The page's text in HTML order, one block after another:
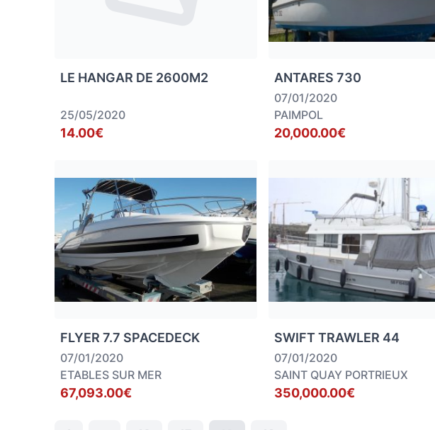
LE HANGAR DE 2600M2
25/05/2020
14.00€
ANTARES 730
07/01/2020
PAIMPOL
20,000.00€
FLYER 7.7 SPACEDECK
07/01/2020
ETABLES SUR MER
67,093.00€
SWIFT TRAWLER 44
07/01/2020
SAINT QUAY PORTRIEUX
350,000.00€